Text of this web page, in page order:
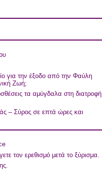
για την έξοδο από την Φαύλη
Ζωή;
τα αμύγδαλα στη διατροφή
– Σύρος σε επτά ώρες και
τον ερεθισμό μετά το ξύρισμα.